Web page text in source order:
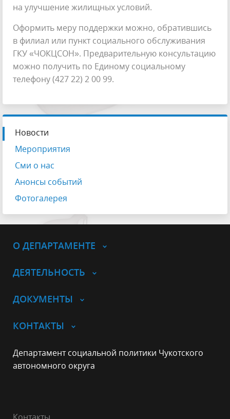
на улучшение жилищных условий.
Оформить меру поддержки можно, обратившись
в филиал или пункт социального обслуживания
ГКУ «ЧОКЦСОН». Предварительную консультацию
можно получить по Единому социальному
телефону (427 22) 2 00 99.
Новости
Мероприятия
Сми о нас
Анонсы событий
Фотогалерея
О ДЕПАРТАМЕНТЕ
ДЕЯТЕЛЬНОСТЬ
ДОКУМЕНТЫ
КОНТАКТЫ
Департамент социальной политики Чукотского
автономного округа